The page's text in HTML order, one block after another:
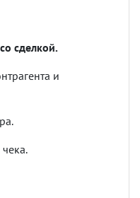
сделкой.
и